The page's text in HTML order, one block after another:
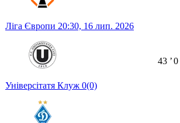
Ліга Європи 20:30, 16 лип. 2026
Універсітатя Клуж 0(0)
43 ʼ0